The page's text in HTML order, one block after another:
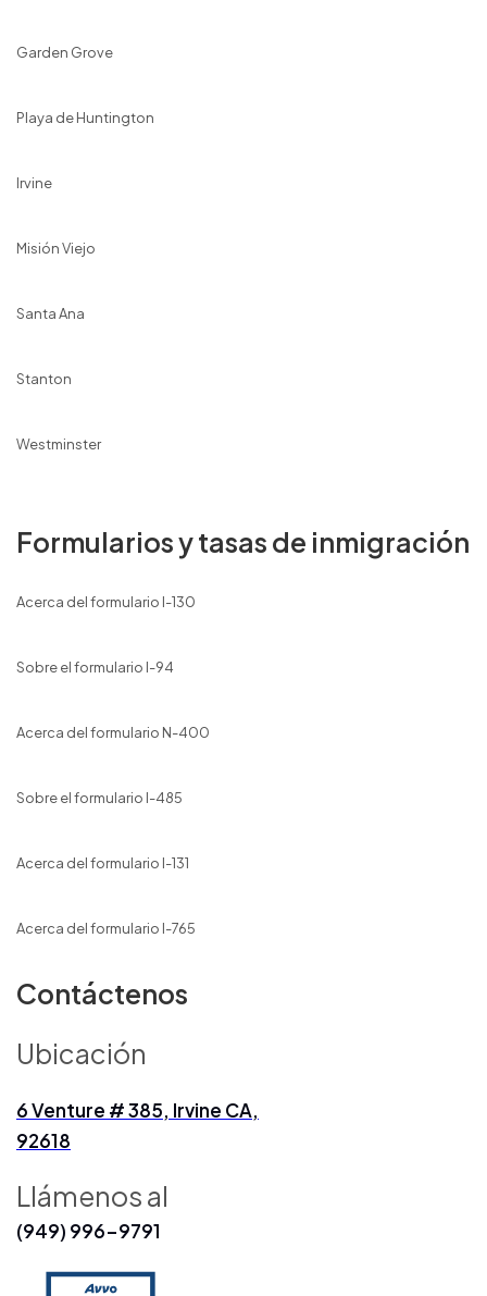
Garden Grove
Playa de Huntington
Irvine
Misión Viejo
Santa Ana
Stanton
Westminster
Formularios y tasas de inmigración
Acerca del formulario I-130
Sobre el formulario I-94
Acerca del formulario N-400
Sobre el formulario I-485
Acerca del formulario I-131
Acerca del formulario I-765
Contáctenos
Ubicación
6 Venture # 385, Irvine CA,
92618
Llámenos al
(949) 996-9791